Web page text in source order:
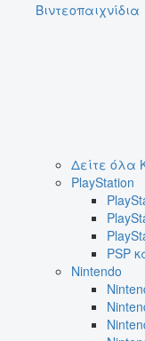
Βιντεοπαιχνίδια
Δείτε όλα
PlayStation
PSP
Nintendo